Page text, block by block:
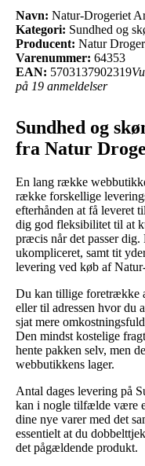
Navn: Natur-Drogeriet
Kategori: Sundhed og
Producent: Natur
Varenummer: 64353
EAN: 5703137902319
på 19 anmeldelser
Sundhed og
fra Natur
En lang række
række forskellige
efterhånden at få leveret
dig god fleksibilitet til at
præcis når det passer dig.
ukompliceret, samt tit
levering ved køb af
Du kan tillige foretrække
eller til adressen hvor du
sjat mere
Den mindst kostelige
hente pakken selv, men
webbutikkens lager.
Antal dages levering på
kan i nogle tilfælde være
dine nye varer med det
essentielt at du
det pågældende produkt.